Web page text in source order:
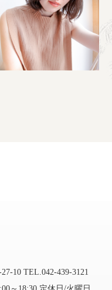
10 TEL.042-439-3121